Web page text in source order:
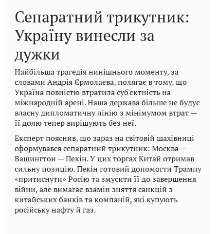
Сепаратний трикутник:
Україну винесли за
дужки
Найбільша трагедія нинішнього моменту, за
словами Андрія Єрмолаєва, полягає в тому, що
Україна повністю втратила суб'єктність на
міжнародній арені. Наша держава більше не будує
власну дипломатичну лінію з мінімумом втрат —
її долю тепер вирішують без неї.
Експерт пояснив, що зараз на світовій шахівниці
сформувався сепаратний трикутник: Москва —
Вашингтон — Пекін. У цих торгах Китай отримав
сильну позицію. Пекін готовий допомогти Трампу
«притиснути» Росію та змусити її до завершення
війни, але вимагає взамін зняття санкцій з
китайських банків та компаній, які купують
російську нафту й газ.